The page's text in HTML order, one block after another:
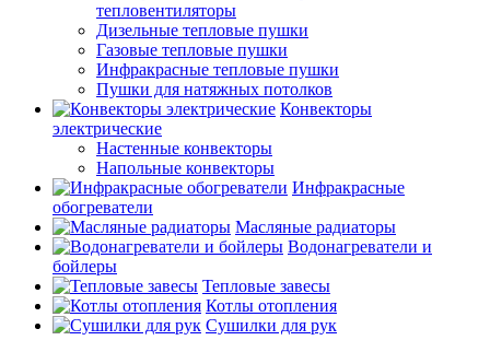
тепловентиляторы
Дизельные тепловые пушки
Газовые тепловые пушки
Инфракрасные тепловые пушки
Пушки для натяжных потолков
Конвекторы
электрические
Настенные конвекторы
Напольные конвекторы
Инфракрасные
обогреватели
Масляные радиаторы
Водонагреватели и
бойлеры
Тепловые завесы
Котлы отопления
Сушилки для рук